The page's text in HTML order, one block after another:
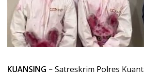
KUANSING – Satreskrim Polres